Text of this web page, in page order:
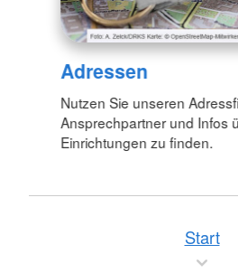
Adressen
Nutzen Sie unseren
Ansprechpartner und Infos
Einrichtungen zu finden.
Start